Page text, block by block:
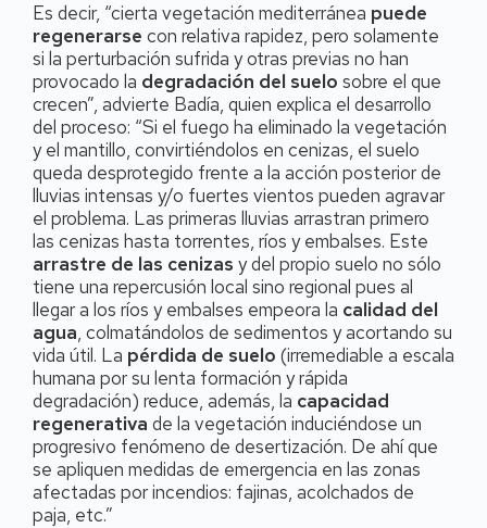
Es decir, “cierta vegetación mediterránea puede
regenerarse con relativa rapidez, pero solamente
si la perturbación sufrida y otras previas no han
provocado la degradación del suelo sobre el que
crecen”, advierte Badía, quien explica el desarrollo
del proceso: “Si el fuego ha eliminado la vegetación
y el mantillo, convirtiéndolos en cenizas, el suelo
queda desprotegido frente a la acción posterior de
lluvias intensas y/o fuertes vientos pueden agravar
el problema. Las primeras lluvias arrastran primero
las cenizas hasta torrentes, ríos y embalses. Este
arrastre de las cenizas y del propio suelo no sólo
tiene una repercusión local sino regional pues al
llegar a los ríos y embalses empeora la calidad del
agua, colmatándolos de sedimentos y acortando su
vida útil. La pérdida de suelo (irremediable a escala
humana por su lenta formación y rápida
degradación) reduce, además, la capacidad
regenerativa de la vegetación induciéndose un
progresivo fenómeno de desertización. De ahí que
se apliquen medidas de emergencia en las zonas
afectadas por incendios: fajinas, acolchados de
paja, etc.”